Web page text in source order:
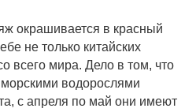
окрашивается в красный
не только китайских
всего мира. Дело в том, что
водорослями
с апреля по май они имеют